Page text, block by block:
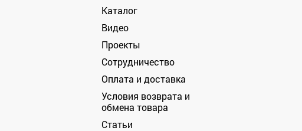
Каталог
Видео
Проекты
Сотрудничество
Оплата и доставка
Условия возврата и
обмена товара
Статьи